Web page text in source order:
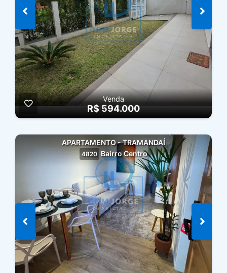
Venda
R$ 594.000
APARTAMENTO - TRAMANDAÍ
4820 Bairro Centro